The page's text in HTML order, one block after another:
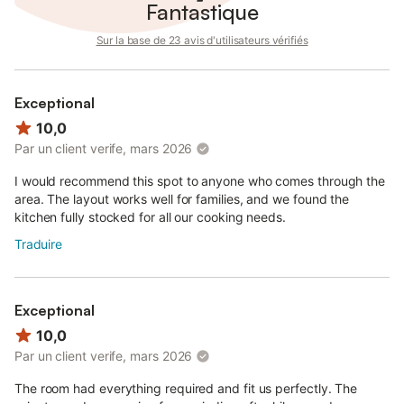
Fantastique
Sur la base de 23 avis d'utilisateurs vérifiés
Exceptional
10,0
Par un client verife, mars 2026
I would recommend this spot to anyone who comes through the
area. The layout works well for families, and we found the
kitchen fully stocked for all our cooking needs.
Traduire
Exceptional
10,0
Par un client verife, mars 2026
The room had everything required and fit us perfectly. The